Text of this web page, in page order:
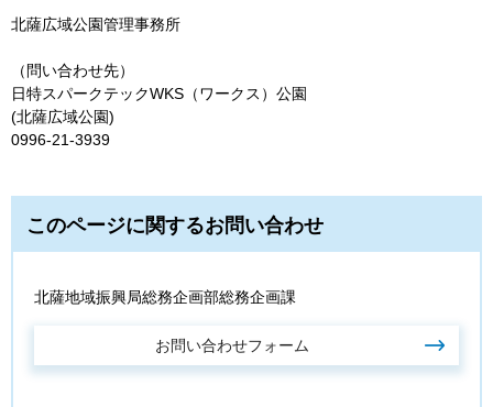
北薩広域公園管理事務所
（問い合わせ先）
日特スパークテックWKS（ワークス）公園
(北薩広域公園)
0996-21-3939
このページに関するお問い合わせ
北薩地域振興局総務企画部総務企画課